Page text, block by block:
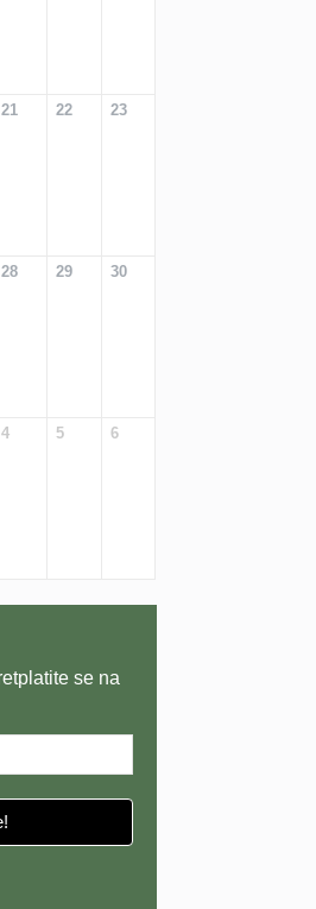
21 22 23
28 29 30
4 5 6
se na